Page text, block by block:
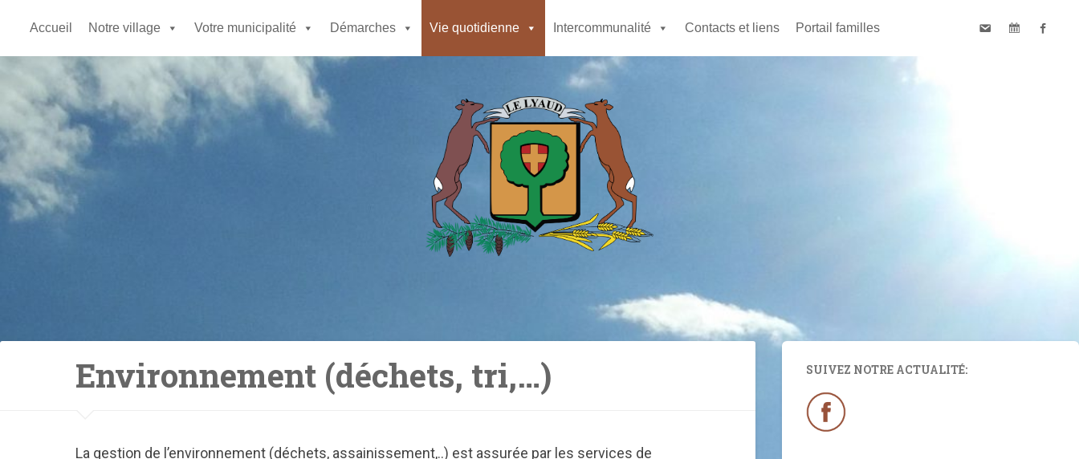
Accueil Notre village Votre municipalité Démarches Vie quotidienne Intercommunalité Contacts et liens Portail familles
Environnement (déchets, tri,…)
La gestion de l’environnement (déchets, assainissement,..) est assurée par les services de
SUIVEZ NOTRE ACTUALITÉ: